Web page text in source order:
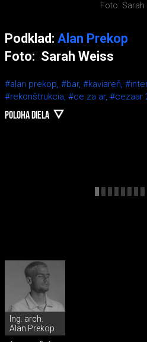
Foto: Sarah
Podklad: Alan Prekop
Foto: Sarah Weiss
#alan prekop, #bar, #kaviareň,
#rekonštrukcia, #ce za ar, #cezaar
POLOHA DIELA
Ing. arch.
Alan Prekop